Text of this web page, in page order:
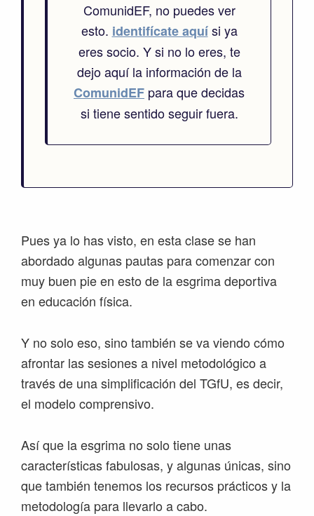
ComunidEF, no puedes ver
esto. identifícate aquísi ya
eres socio. Y si no lo eres, te
dejo aquí la información de la
ComunidEF para que decidas
si tiene sentido seguir fuera.
Pues ya lo has visto, en esta clase se han
abordado algunas pautas para comenzar con
muy buen pie en esto de la esgrima deportiva
en educación física.
Y no solo eso, sino también se va viendo cómo
afrontar las sesiones a nivel metodológico a
través de una simplificación del TGfU, es decir,
el modelo comprensivo.
Así que la esgrima no solo tiene unas
características fabulosas, y algunas únicas, sino
que también tenemos los recursos prácticos y la
metodología para llevarlo a cabo.